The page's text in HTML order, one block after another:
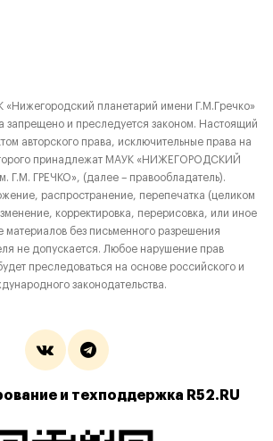
планетарий имени Г.М.Гречко»
запрещено и преследуется законом. Настоящий
авторского права, исключительные права на
принадлежат МАУК «НИЖЕГОРОДСКИЙ
Г.М. ГРЕЧКО», (далее – правообладатель).
распространение, перепечатка (целиком
корректировка, перерисовка, или иное
материалов без письменного разрешения
не допускается. Любое нарушение прав
преследоваться на основе российского и
законодательства.
и техподдержка R52.RU